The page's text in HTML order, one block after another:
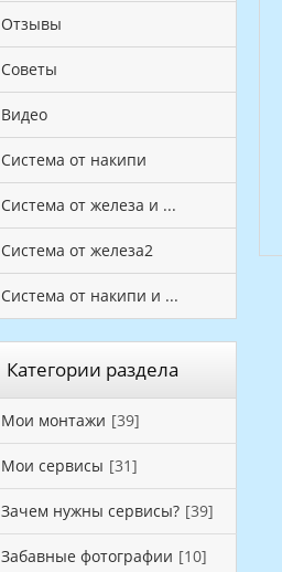
Отзывы
Советы
Видео
Система от накипи
Система от железа и ...
Система от железа2
Система от накипи и ...
Категории раздела
Мои монтажи [39]
Мои сервисы [31]
Зачем нужны сервисы? [39]
Забавные фотографии [10]